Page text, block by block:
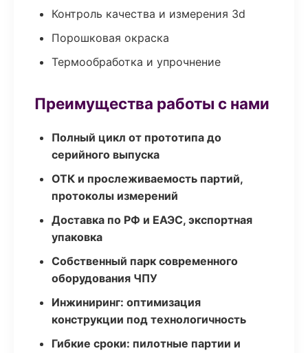
Контроль качества и измерения 3d
Порошковая окраска
Термообработка и упрочнение
Преимущества работы с нами
Полный цикл от прототипа до
серийного выпуска
ОТК и прослеживаемость партий,
протоколы измерений
Доставка по РФ и ЕАЭС, экспортная
упаковка
Собственный парк современного
оборудования ЧПУ
Инжиниринг: оптимизация
конструкции под технологичность
Гибкие сроки: пилотные партии и